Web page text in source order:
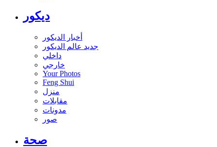
ديكور
أخبار الديكور
جديد عالم الديكور
داخلي
خارجي
Your Photos
Feng Shui
منزل
مقابلات
مدونات
صور
صحة